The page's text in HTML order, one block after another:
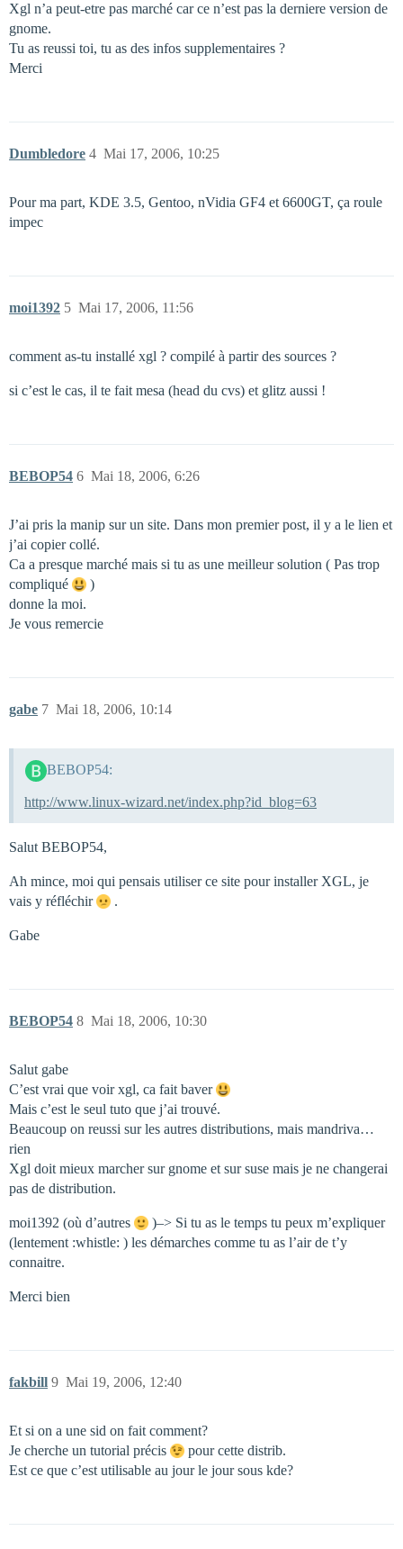
Xgl n’a peut-etre pas marché car ce n’est pas la derniere version de
gnome.
Tu as reussi toi, tu as des infos supplementaires ?
Merci
Dumbledore Mai 17, 2006, 10:25
4
Pour ma part, KDE 3.5, Gentoo, nVidia GF4 et 6600GT, ça roule
impec
moi1392 Mai 17, 2006, 11:56
5
comment as-tu installé xgl ? compilé à partir des sources ?
si c’est le cas, il te fait mesa (head du cvs) et glitz aussi !
BEBOP54 Mai 18, 2006, 6:26
6
J’ai pris la manip sur un site. Dans mon premier post, il y a le lien et
j’ai copier collé.
Ca a presque marché mais si tu as une meilleur solution ( Pas trop
compliqué
)
donne la moi.
Je vous remercie
gabe Mai 18, 2006, 10:14
7
BEBOP54:
http://www.linux-wizard.net/index.php?id_blog=63
Salut BEBOP54,
Ah mince, moi qui pensais utiliser ce site pour installer XGL, je
vais y réfléchir
.
Gabe
BEBOP54 Mai 18, 2006, 10:30
8
Salut gabe
C’est vrai que voir xgl, ca fait baver
Mais c’est le seul tuto que j’ai trouvé.
Beaucoup on reussi sur les autres distributions, mais mandriva…
rien
Xgl doit mieux marcher sur gnome et sur suse mais je ne changerai
pas de distribution.
moi1392 (où d’autres
)–> Si tu as le temps tu peux m’expliquer
(lentement :whistle: ) les démarches comme tu as l’air de t’y
connaitre.
Merci bien
fakbill Mai 19, 2006, 12:40
9
Et si on a une sid on fait comment?
Je cherche un tutorial précis
pour cette distrib.
Est ce que c’est utilisable au jour le jour sous kde?